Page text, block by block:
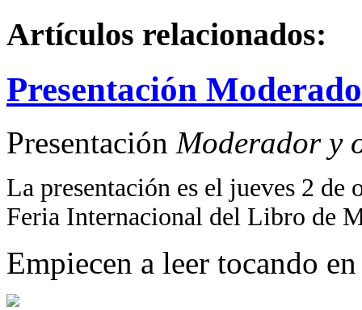
Artículos relacionados:
Presentación
Presentación Moderador y
La presentación es el jueves 2
Feria Internacional del Libro de
Empiecen a leer tocando